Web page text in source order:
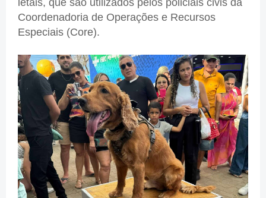
Coordenadoria de Operações e Recursos
Especiais (Core).